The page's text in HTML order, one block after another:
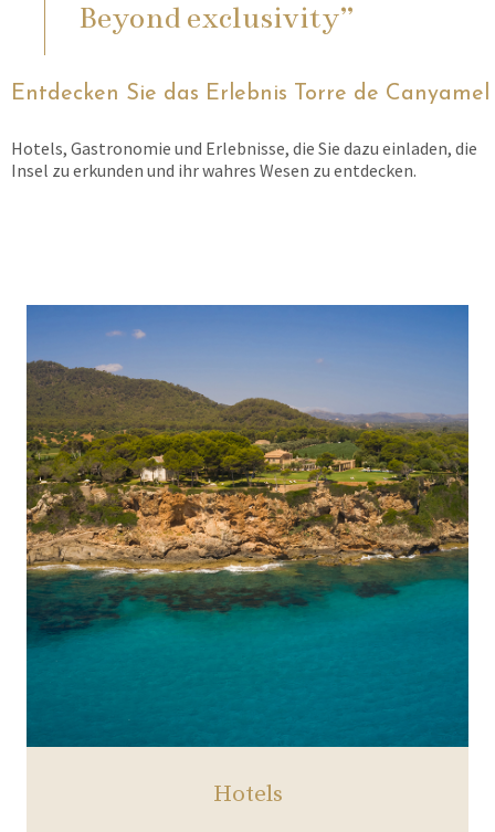
Beyond exclusivity”
Entdecken Sie das Erlebnis Torre de Canyamel
Hotels, Gastronomie und Erlebnisse, die Sie dazu einladen, die
Insel zu erkunden und ihr wahres Wesen zu entdecken.
Hotels